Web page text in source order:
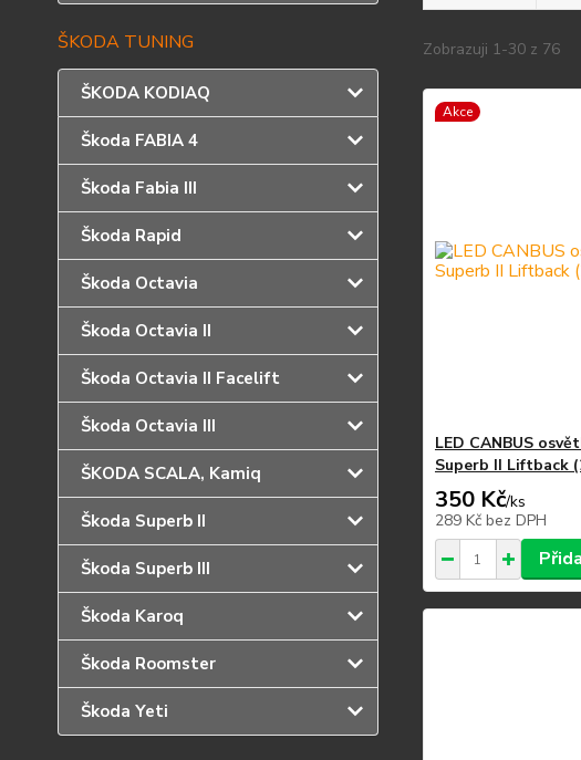
ŠKODA TUNING
ŠKODA KODIAQ
Škoda FABIA 4
Škoda Fabia III
Škoda Rapid
Škoda Octavia
Škoda Octavia II
Škoda Octavia II Facelift
Škoda Octavia III
ŠKODA SCALA, Kamiq
Škoda Superb II
Škoda Superb III
Škoda Karoq
Škoda Roomster
Škoda Yeti
Zobrazuji 1-30 z 76
Akce
LED CANBUS
Superb II Liftback
350 Kč/ks
289 Kč bez DPH